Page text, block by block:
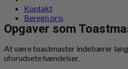
Kontakt
Beregn pris
Opgaver som
At være toastmaster indebærer
uforudsete hændelser.